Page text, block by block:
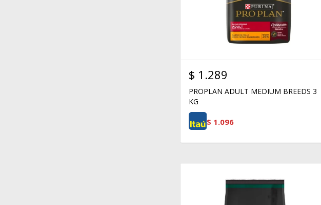
$ 1.289
PROPLAN ADULT MEDIUM BREEDS 3
KG
$ 1.096